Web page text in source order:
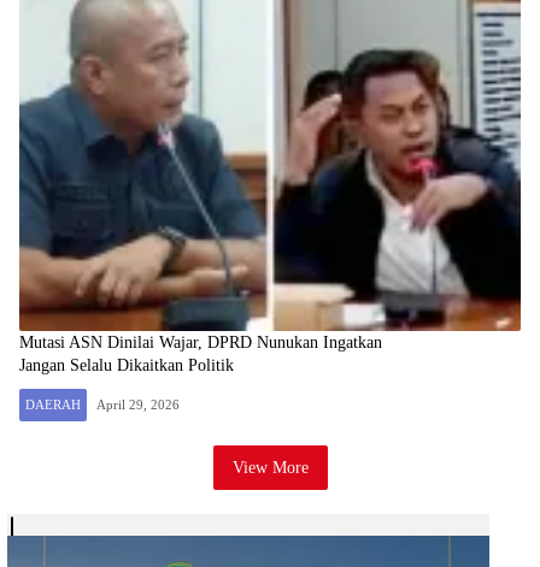
Mutasi ASN Dinilai Wajar, DPRD Nunukan Ingatkan
Jangan Selalu Dikaitkan Politik
DAERAH April 29, 2026
View More